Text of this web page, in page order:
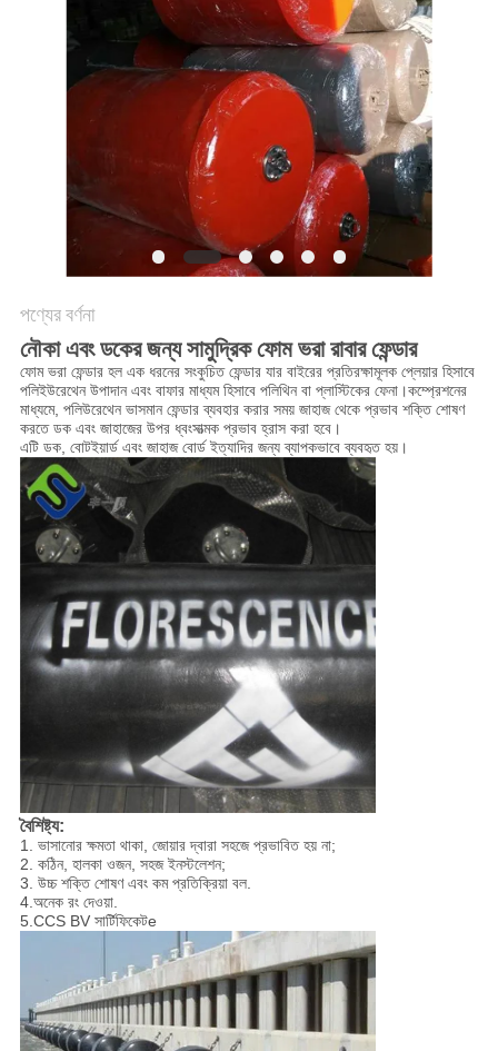
PRIVACY
POLICY
পণ্যের বর্ণনা
নৌকা এবং ডকের জন্য সামুদ্রিক ফোম ভরা রাবার ফেন্ডার
ফোম ভরা ফেন্ডার হল এক ধরনের সংকুচিত ফেন্ডার যার বাইরের প্রতিরক্ষামূলক প্লেয়ার হিসাবে
পলিইউরেথেন উপাদান এবং বাফার মাধ্যম হিসাবে পলিথিন বা প্লাস্টিকের ফেনা।কম্প্রেশনের
মাধ্যমে, পলিউরেথেন ভাসমান ফেন্ডার ব্যবহার করার সময় জাহাজ থেকে প্রভাব শক্তি শোষণ
করতে ডক এবং জাহাজের উপর ধ্বংসাত্মক প্রভাব হ্রাস করা হবে।
এটি ডক, বোটইয়ার্ড এবং জাহাজ বোর্ড ইত্যাদির জন্য ব্যাপকভাবে ব্যবহৃত হয়।
বৈশিষ্ট্য:
1. ভাসানোর ক্ষমতা থাকা, জোয়ার দ্বারা সহজে প্রভাবিত হয় না;
2. কঠিন, হালকা ওজন, সহজ ইনস্টলেশন;
3. উচ্চ শক্তি শোষণ এবং কম প্রতিক্রিয়া বল.
4.অনেক রং দেওয়া.
5.CCS BV সার্টিফিকেটe